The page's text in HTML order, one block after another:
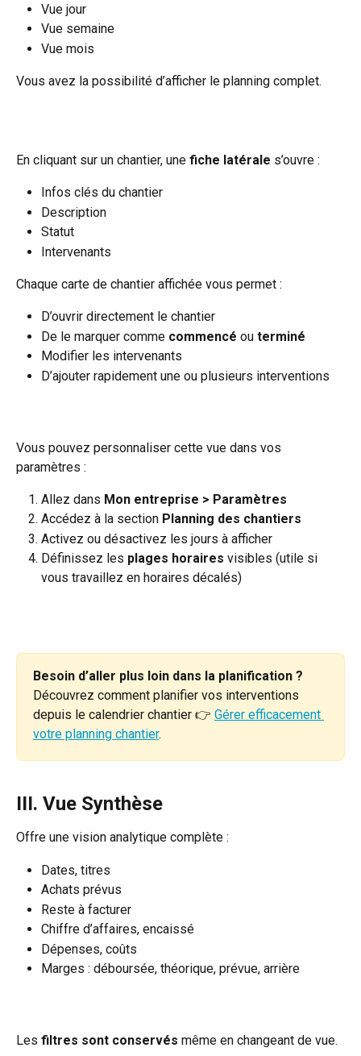
Vue jour
Vue semaine
Vue mois
Vous avez la possibilité d’afficher le planning complet.
En cliquant sur un chantier, une fiche latérale s’ouvre :
Infos clés du chantier
Description
Statut
Intervenants
Chaque carte de chantier affichée vous permet :
D’ouvrir directement le chantier
De le marquer comme commencé ou terminé
Modifier les intervenants
D’ajouter rapidement une ou plusieurs interventions
Vous pouvez personnaliser cette vue dans vos
paramètres :
Allez dans Mon entreprise > Paramètres
Accédez à la section Planning des chantiers
Activez ou désactivez les jours à afficher
Définissez les plages horaires visibles (utile si
vous travaillez en horaires décalés)
Besoin d’aller plus loin dans la planification ?
Découvrez comment planifier vos interventions
depuis le calendrier chantier 👉 Gérer efficacement
votre planning chantier.
III. Vue Synthèse
Offre une vision analytique complète :
Dates, titres
Achats prévus
Reste à facturer
Chiffre d’affaires, encaissé
Dépenses, coûts
Marges : déboursée, théorique, prévue, arrière
Les filtres sont conservés même en changeant de vue.